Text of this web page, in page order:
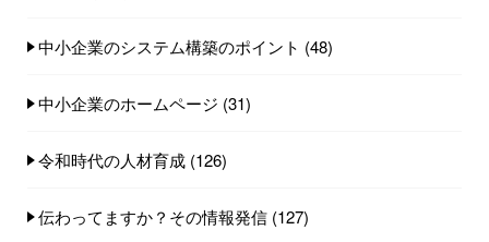
中小企業のシステム構築のポイント (48)
中小企業のホームページ (31)
令和時代の人材育成 (126)
伝わってますか？その情報発信 (127)